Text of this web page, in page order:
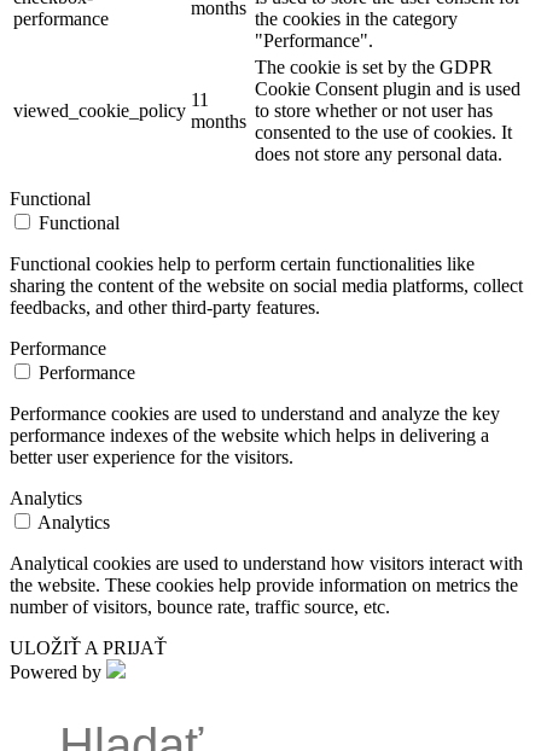
performance
months
the cookies in the category
"Performance".
viewed_cookie_policy
11
months
The cookie is set by the GDPR
Cookie Consent plugin and is used
to store whether or not user has
consented to the use of cookies. It
does not store any personal data.
Functional
Functional
Functional cookies help to perform certain functionalities like
sharing the content of the website on social media platforms, collect
feedbacks, and other third-party features.
Performance
Performance
Performance cookies are used to understand and analyze the key
performance indexes of the website which helps in delivering a
better user experience for the visitors.
Analytics
Analytics
Analytical cookies are used to understand how visitors interact with
the website. These cookies help provide information on metrics the
number of visitors, bounce rate, traffic source, etc.
ULOŽIŤ A PRIJAŤ
Powered by